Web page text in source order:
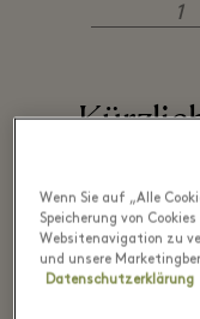
1
Wenn Sie auf „Alle
Speicherung von
Websitenavigation zu
und unsere
Datenschutzerklärung